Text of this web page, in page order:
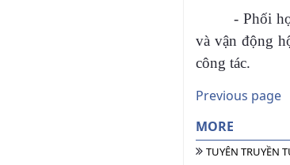
- Phối
và vận động
công tác.
Previous page
MORE
TUYÊN TRUYỀN